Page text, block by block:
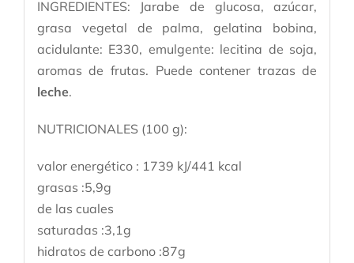
INGREDIENTES: Jarabe de glucosa, azúcar,
grasa vegetal de palma, gelatina bobina,
acidulante: E330, emulgente: lecitina de soja,
aromas de frutas. Puede contener trazas de
leche.
NUTRICIONALES (100 g):
valor energético : 1739 kJ/441 kcal
grasas :5,9g
de las cuales
saturadas :3,1g
hidratos de carbono :87g